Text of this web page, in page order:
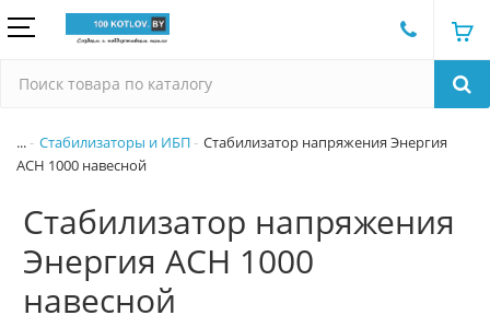
... Стабилизаторы и ИБП
Стабилизатор напряжения Энергия
АСН 1000 навесной
Стабилизатор напряжения
Энергия АСН 1000
навесной